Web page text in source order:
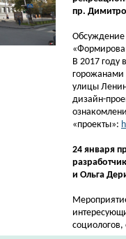
пр.
Обсуждение
В 2017 году
горожанами
улицы
дизайн-
«проекты»:
24 января
и Ольга
социологов,